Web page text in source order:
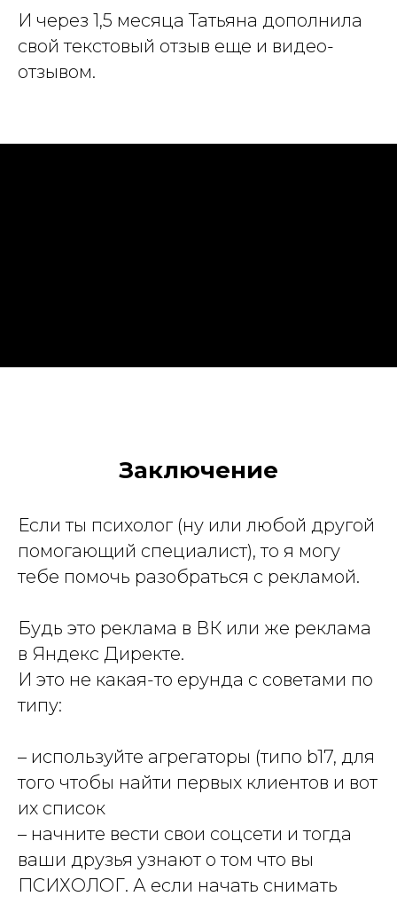
И через 1,5 месяца Татьяна дополнила
свой текстовый отзыв еще и видео-
отзывом.
Заключение
Если ты психолог (ну или любой другой
помогающий специалист), то я могу
тебе помочь разобраться с рекламой.
Будь это реклама в ВК или же реклама
в Яндекс Директе.
И это не какая-то ерунда с советами по
типу:
– используйте агрегаторы (типо b17, для
того чтобы найти первых клиентов и вот
их список
– начните вести свои соцсети и тогда
ваши друзья узнают о том что вы
ПСИХОЛОГ. А если начать снимать